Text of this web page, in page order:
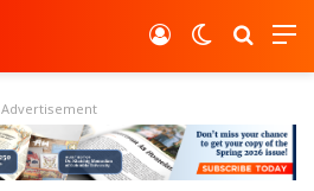
Switch skin
Log In
Advertisement